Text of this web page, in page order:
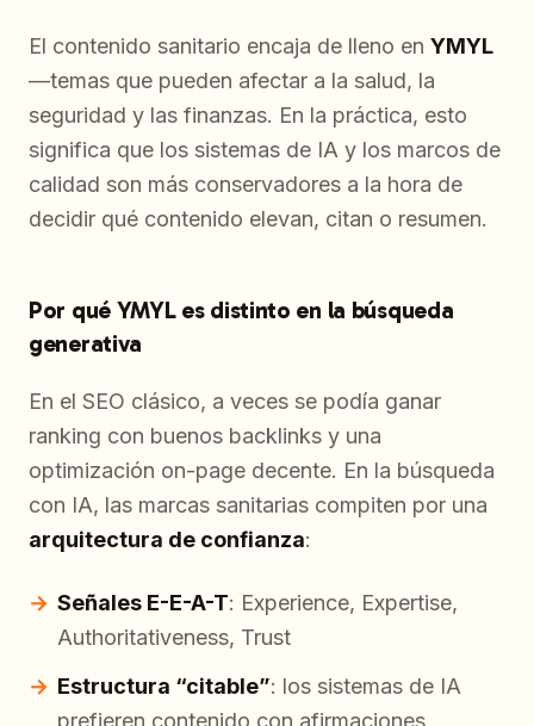
El contenido sanitario encaja de lleno en YMYL
—temas que pueden afectar a la salud, la
seguridad y las finanzas. En la práctica, esto
significa que los sistemas de IA y los marcos de
calidad son más conservadores a la hora de
decidir qué contenido elevan, citan o resumen.
Por qué YMYL es distinto en la búsqueda
generativa
En el SEO clásico, a veces se podía ganar
ranking con buenos backlinks y una
optimización on-page decente. En la búsqueda
con IA, las marcas sanitarias compiten por una
arquitectura de confianza:
Señales E-E-A-T: Experience, Expertise,
Authoritativeness, Trust
Estructura “citable”: los sistemas de IA
prefieren contenido con afirmaciones